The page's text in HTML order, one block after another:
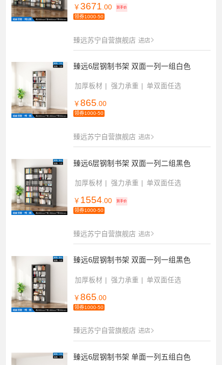
￥ 3671 .00 到手价
领券1000-50
臻远苏宁自营旗舰店 进店
臻远6层钢制书架 双面一列一组白色
加厚板材 强力承重 单双面任选
￥ 865.00
领券1000-50
臻远苏宁自营旗舰店 进店
臻远6层钢制书架 双面一列二组黑色
加厚板材 强力承重 单双面任选
￥ 1554 .00 到手价
领券1000-50
臻远苏宁自营旗舰店 进店
臻远6层钢制书架 双面一列一组黑色
加厚板材 强力承重 单双面任选
￥ 865 .00
领券1000-50
臻远苏宁自营旗舰店 进店
臻远6层钢制书架 单面一列五组白色